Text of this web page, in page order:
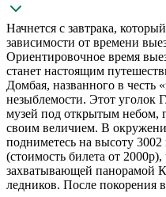
Начнется с завтрака,
зависимости от времени
Ориентировочное время
станет настоящим
Домбая, названного в
незыблемости. Этот уголок
музей под открытым небом,
своим величием. В
подниметесь на высоту
(стоимость билета от
захватывающей панорамой
ледников. После покорения